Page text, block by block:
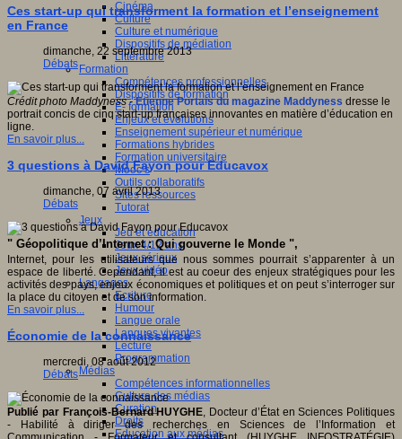
Cinéma
Culture
Culture et numérique
Dispositifs de médiation
Littérature
Formation
Compétences professionnelles
Dispositifs de formation
E- formation
Enjeux et évolutions
Enseignement supérieur et numérique
Formations hybrides
Formation universitaire
Mooc’s
Outils collaboratifs
Sites ressources
Tutorat
Jeux
Jeu et éducation
Jeux 4/12 ans
Jeux sérieux
Jeux vidéo
Langages
Ecriture
Humour
Langue orale
Langues vivantes
Lecture
Programmation
Médias
Compétences informationnelles
Culture des médias
Curation
Droits
Education aux médias
Ces start-up qui transforment la formation et l’enseignement
en France
dimanche, 22 septembre 2013
Débats
Crédit photo Maddyness -Etienne Portais du magazine Maddyness dresse le
portrait concis de cinq start-up françaises innovantes en matière d’éducation en
ligne.
En savoir plus...
3 questions à David Fayon pour Educavox
dimanche, 07 avril 2013
Débats
" Géopolitique d’Internet : Qui gouverne le Monde ",
Internet, pour les utilisateurs que nous sommes pourrait s’apparenter à un
espace de liberté. Cependant, il est au coeur des enjeux stratégiques pour les
activités des pays, enjeux économiques et politiques et on peut s’interroger sur
la place du citoyen et de son information.
En savoir plus...
Économie de la connaissance
mercredi, 08 août 2012
Débats
Publié par François-Bernard HUYGHE, Docteur d’État en Sciences Politiques
- Habilité à diriger des recherches en Sciences de l’Information et